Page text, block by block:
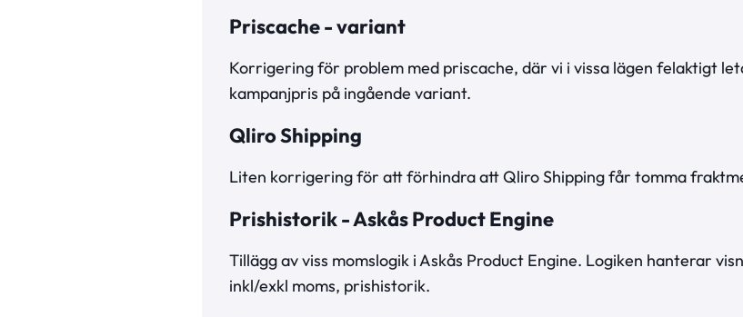
Priscache - variant
Korrigering för problem med priscache, där vi i vissa lägen felaktigt
kampanjpris på ingående variant.
Qliro Shipping
Liten korrigering för att förhindra att Qliro Shipping får tomma
Prishistorik - Askås Product Engine
Tillägg av viss momslogik i Askås Product Engine. Logiken hanterar
inkl/exkl moms, prishistorik.